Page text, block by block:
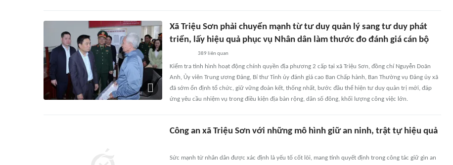
Xã Triệu Sơn phải chuyển mạnh từ tư duy quản lý sang tư duy phát
triển, lấy hiệu quả phục vụ Nhân dân làm thước đo đánh giá cán bộ
389 liên quan
Kiểm tra tình hình hoạt động chính quyền địa phương 2 cấp tại xã Triệu Sơn, đồng chí Nguyễn Doãn
Anh, Ủy viên Trung ương Đảng, Bí thư Tỉnh ủy đánh giá cao Ban Chấp hành, Ban Thường vụ Đảng ủy xã
đã sớm ổn định tổ chức, giữ vững đoàn kết, thống nhất, bước đầu thể hiện tư duy quản trị mới, đáp
ứng yêu cầu nhiệm vụ trong điều kiện địa bàn rộng, dân số đông, khối lượng công việc lớn.
Công an xã Triệu Sơn với những mô hình giữ an ninh, trật tự hiệu quả
Sức mạnh từ nhân dân được xác định là yếu tố cốt lõi, mang tính quyết định trong công tác giữ gìn an